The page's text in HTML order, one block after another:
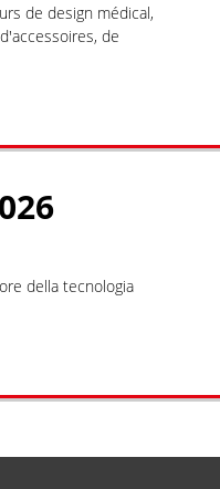
de design médical,
de
della tecnologia